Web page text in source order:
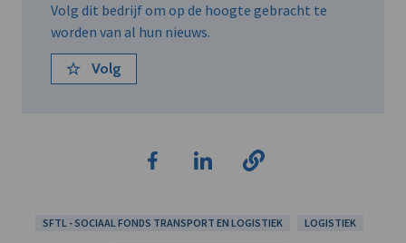
Volg dit bedrijf om op de hoogte gebracht te
worden van al hun nieuws.
Volg
SFTL - SOCIAAL FONDS TRANSPORT EN LOGISTIEK LOGISTIEK